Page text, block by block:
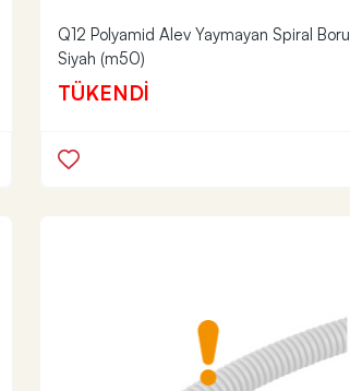
Q12 Polyamid Alev Yaymayan Spiral Boru
Siyah (m50)
TÜKENDİ